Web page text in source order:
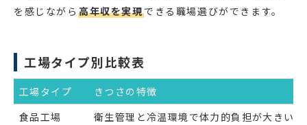
を感じながら 高年収を実現できる職場選びができます。
工場タイプ別比較表
工場タイプ きつさの特徴
食品工場
衛生管理と冷温環境で体力的負担が大きい